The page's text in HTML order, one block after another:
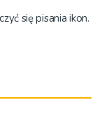
się pisania ikon.